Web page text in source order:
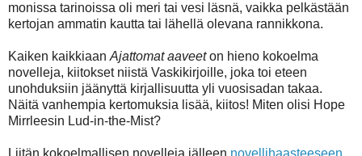
monissa tarinoissa oli meri tai vesi läsnä, vaikka pelkästään
kertojan ammatin kautta tai lähellä olevana rannikkona.
Kaiken kaikkiaan Ajattomat aaveeton hieno kokoelma
novelleja, kiitokset niistä Vaskikirjoille, joka toi eteen
unohduksiin jäänyttä kirjallisuutta yli vuosisadan takaa.
Näitä vanhempia kertomuksia lisää, kiitos! Miten olisi Hope
Mirrleesin Lud-in-the-Mist?